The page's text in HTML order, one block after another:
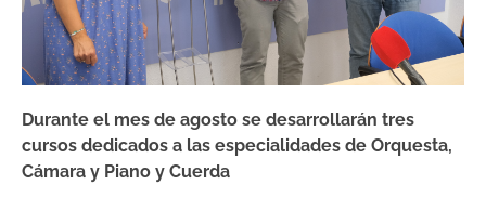
Durante el mes de agosto se desarrollarán tres
cursos dedicados a las especialidades de Orquesta,
Cámara y Piano y Cuerda